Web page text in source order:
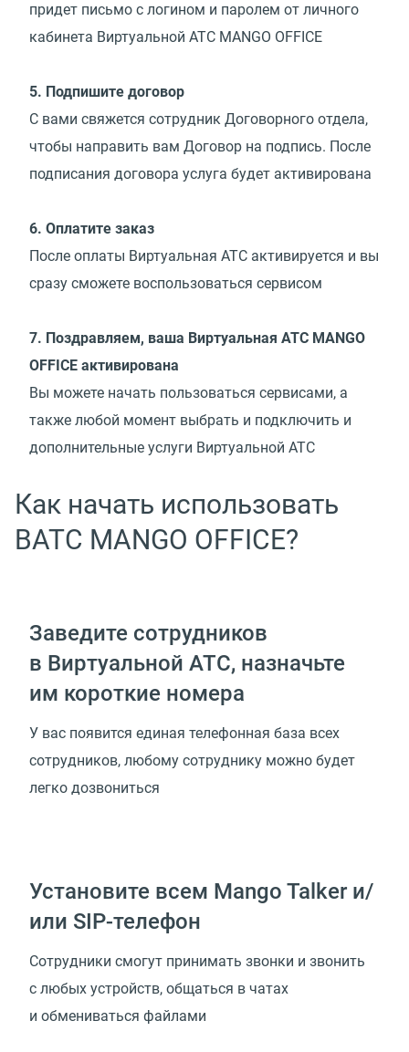
придет письмо с логином и паролем от личного
кабинета Виртуальной АТС MANGO OFFICE
5. Подпишите договор
С вами свяжется сотрудник Договорного отдела,
чтобы направить вам Договор на подпись. После
подписания договора услуга будет активирована
6. Оплатите заказ
После оплаты Виртуальная АТС активируется и вы
сразу сможете воспользоваться сервисом
7. Поздравляем, ваша Виртуальная АТС MANGO
OFFICE активирована
Вы можете начать пользоваться сервисами, а
также любой момент выбрать и подключить и
дополнительные услуги Виртуальной АТС
Как начать использовать
ВАТС MANGO OFFICE?
Заведите сотрудников
в Виртуальной АТС, назначьте
им короткие номера
У вас появится единая телефонная база всех
сотрудников, любому сотруднику можно будет
легко дозвониться
Установите всем Mango Talker и/
или SIP-телефон
Сотрудники смогут принимать звонки и звонить
с любых устройств, общаться в чатах
и обмениваться файлами